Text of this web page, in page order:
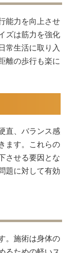
能力を向上させ
ズは筋力を強化
常生活に取り入
離の歩行も楽に
直、バランス感
ます。これらの
させる要因とな
題に対して有効
。施術は身体の